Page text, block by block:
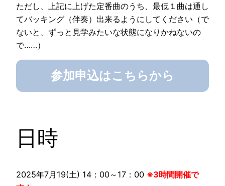
ただし、上記に上げた定番曲のうち、最低１曲は通し
てバッキング（伴奏）出来るようにしてください（で
ないと、ずっと見学みたいな状態になりかねないの
で……）
参加申込はこちらから
日時
2025年7月19(土) 14：00～17：00 ※3時間開催で